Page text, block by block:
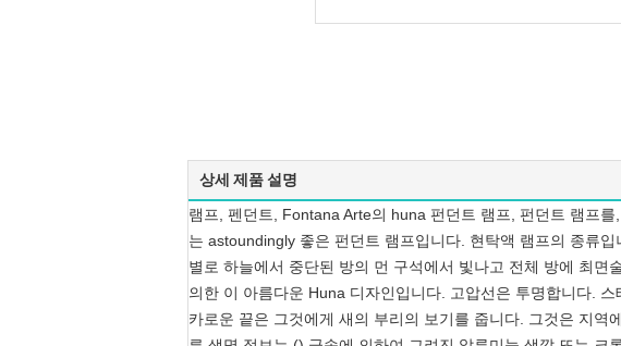
상세 제품 설명
램프, 펜던트, Fontana Arte의 huna 펀던트 램프, 펀던트 램프
는 astoundingly 좋은 펀던트 램프입니다. 현탁액 램프의 종류
별로 하늘에서 중단된 방의 먼 구석에서 빛나고 전체 방에 최
의한 이 아름다운 Huna 디자인입니다. 고압선은 투명합니다.
카로운 끝은 그것에게 새의 부리의 보기를 줍니다. 그것은 지